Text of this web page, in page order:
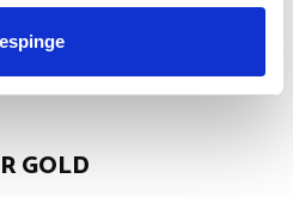
GOLD